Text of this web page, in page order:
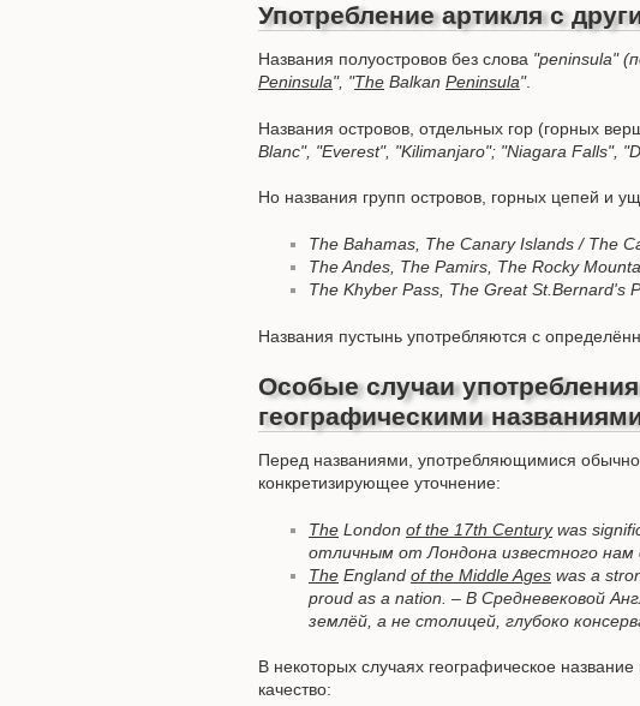
Употребление артикля с
Названия полуостровов без слова "peninsula"
Peninsula", "The Balkan Peninsula".
Названия островов, отдельных гор (горных
Blanc", "Everest", "Kilimanjaro"; "Niagara Falls",
Но названия групп островов, горных цепей и
The Bahamas, The Canary Islands / The
The Andes, The Pamirs, The Rocky
The Khyber Pass, The Great St.Bernard's
Названия пустынь употребляются с
Особые случаи
географическими
Перед названиями, употребляющимися обычно
конкретизирующее уточнение:
The London of the 17th Centurywas
отличным от Лондона известного нам
The England of the Middle Ages was a
proud as a nation. – В Средневековой
землёй, а не столицей, глубоко
В некоторых случаях географическое
качество: